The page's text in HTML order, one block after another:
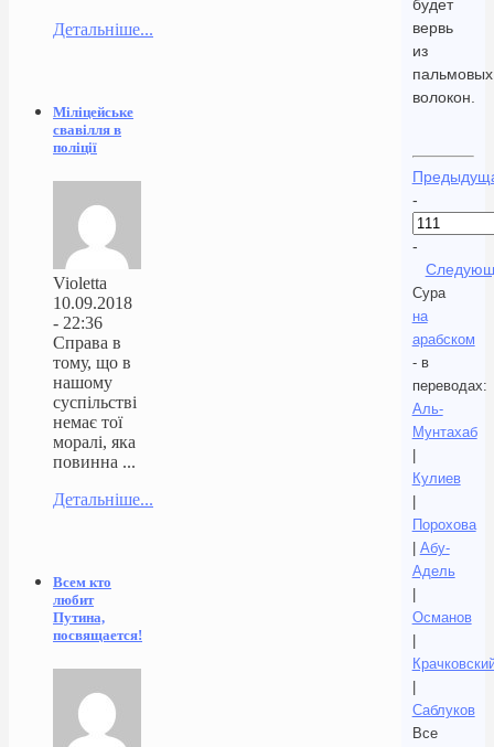
будет
вервь
из
пальмовых
волокон.
-
-
Сура
на
арабском
- в
переводах:
Аль-
Мунтахаб
Кулиев
Порохова
Абу-
Адель
Османов
Саблуков
Все
Детальніше...
Міліцейське
свавілля в
поліції
Violetta
10.09.2018
- 22:36
Справа в
тому, що в
нашому
суспільстві
немає тої
моралі, яка
повинна ...
Детальніше...
Всем кто
любит
Путина,
посвящается!